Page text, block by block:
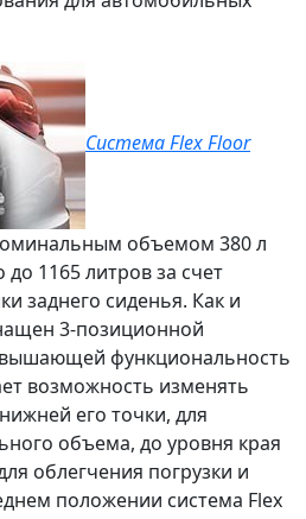
Система Flex Floor
объемом 380 л
до 1165 литровза счет
заднего сиденья. Как и
3-позиционной
функциональность
возможность изменять
его точки, для
объема, до уровня края
облегчения погрузки и
положении система Flex